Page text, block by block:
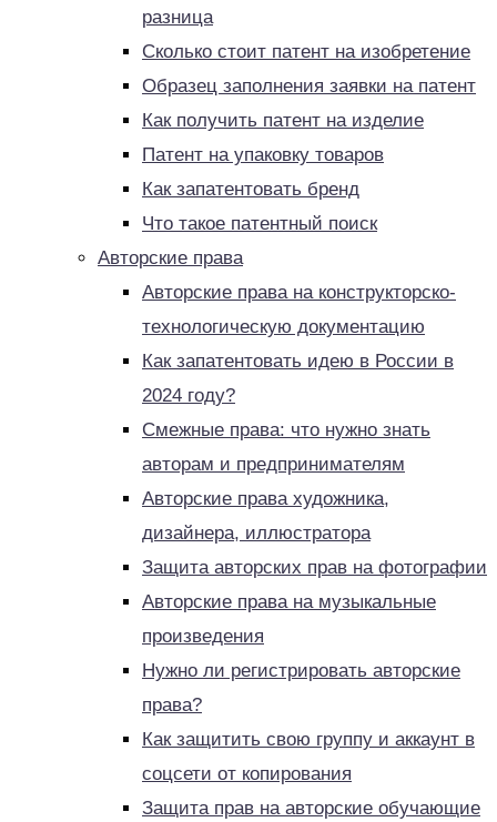
разница
Сколько стоит патент на изобретение
Образец заполнения заявки на патент
Как получить патент на изделие
Патент на упаковку товаров
Как запатентовать бренд
Что такое патентный поиск
Авторские права
Авторские права на конструкторско-
технологическую документацию
Как запатентовать идею в России в
2024 году?
Смежные права: что нужно знать
авторам и предпринимателям
Авторские права художника,
дизайнера, иллюстратора
Защита авторских прав на фотографии
Авторские права на музыкальные
произведения
Нужно ли регистрировать авторские
права?
Как защитить свою группу и аккаунт в
соцсети от копирования
Защита прав на авторские обучающие